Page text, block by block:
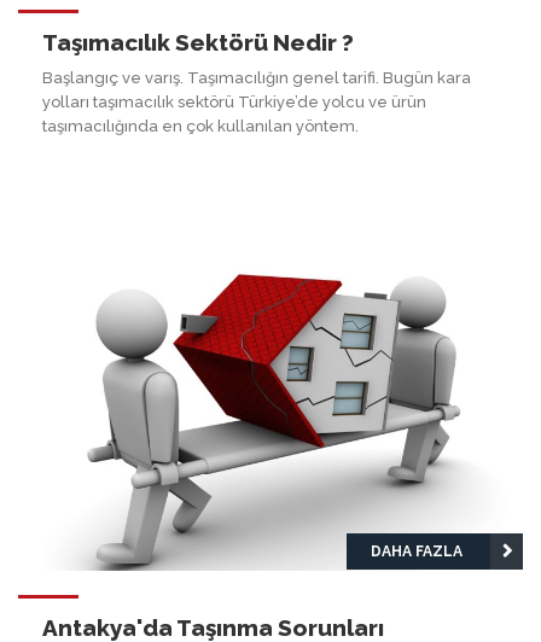
Taşımacılık Sektörü Nedir ?
Başlangıç ve varış. Taşımacılığın genel tarifi. Bugün kara
yolları taşımacılık sektörü Türkiye’de yolcu ve ürün
taşımacılığında en çok kullanılan yöntem.
DAHA FAZLA
Antakya'da Taşınma Sorunları